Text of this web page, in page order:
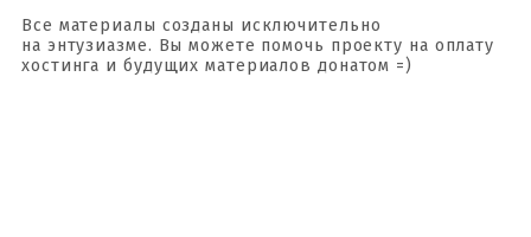
Все материалы созданы исключительно
на энтузиазме. Вы можете помочь проекту на оплату
хостинга и будущих материалов донатом =)